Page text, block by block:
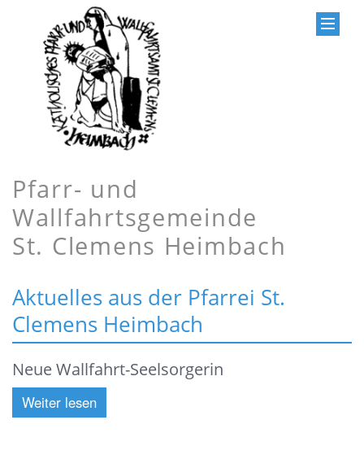
Pfarr- und
Wallfahrtsgemeinde
St. Clemens Heimbach
Aktuelles aus der Pfarrei St.
Clemens Heimbach
Neue Wallfahrt-Seelsorgerin
Weiter lesen